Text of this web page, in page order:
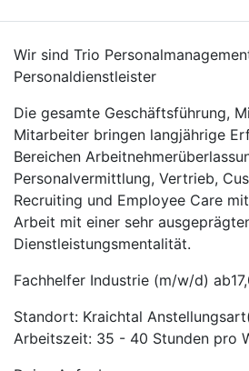
Wir sind Trio
Personaldienstleister
Die gesamte Geschäftsführung,
Mitarbeiter bringen langjährige
Bereichen
Personalvermittlung, Vertrieb,
Recruiting und Employee Care
Arbeit mit einer sehr
Dienstleistungsmentalität.
Fachhelfer Industrie (m/w/d)
Standort: Kraichtal
Arbeitszeit: 35 - 40 Stunden pro